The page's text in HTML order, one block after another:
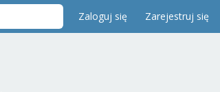
Zaloguj się Zarejestruj się